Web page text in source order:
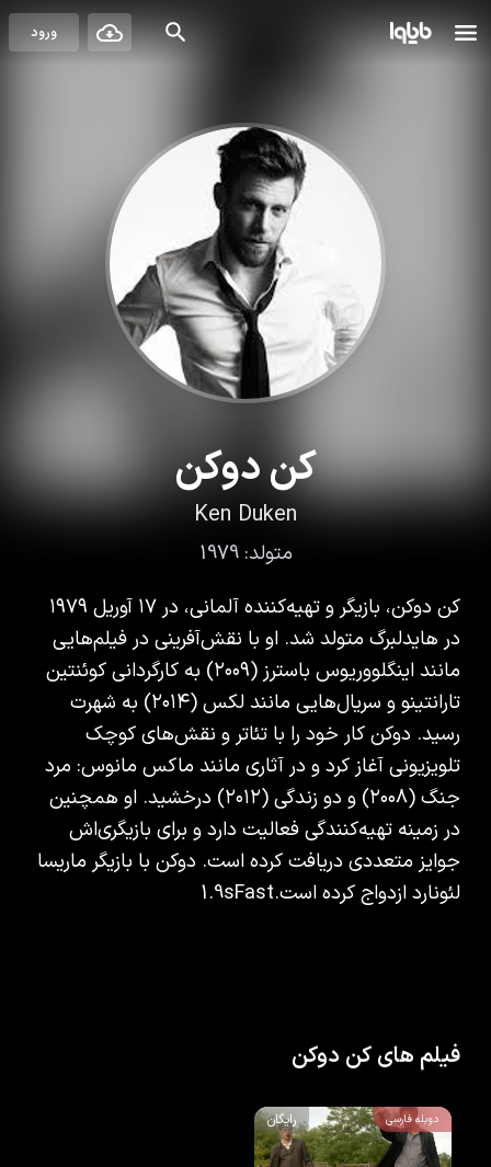
ورود
کن دوکن
Ken Duken
متولد:1979
کن دوکن، بازیگر و تهیه‌کننده آلمانی، در ۱۷ آوریل ۱۹۷۹
در هایدلبرگ متولد شد. او با نقش‌آفرینی در فیلم‌هایی
مانند اینگلووریوس باسترز (۲۰۰۹) به کارگردانی کوئنتین
تارانتینو و سریال‌هایی مانند لکس (۲۰۱۴) به شهرت
رسید. دوکن کار خود را با تئاتر و نقش‌های کوچک
تلویزیونی آغاز کرد و در آثاری مانند ماکس مانوس: مرد
جنگ (۲۰۰۸) و دو زندگی (۲۰۱۲) درخشید. او همچنین
در زمینه تهیه‌کنندگی فعالیت دارد و برای بازیگری‌اش
جوایز متعددی دریافت کرده است. دوکن با بازیگر ماریسا
لئونارد ازدواج کرده است.1.9sFast
فیلم های کن دوکن
دوبله فارسی رایگان